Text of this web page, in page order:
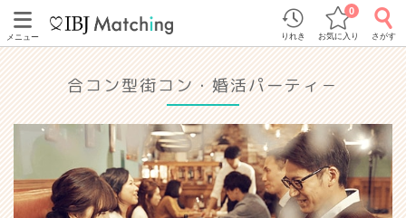
メニュー りれき お気に入り
0
さがす
合コン型街コン・婚活パーティ－